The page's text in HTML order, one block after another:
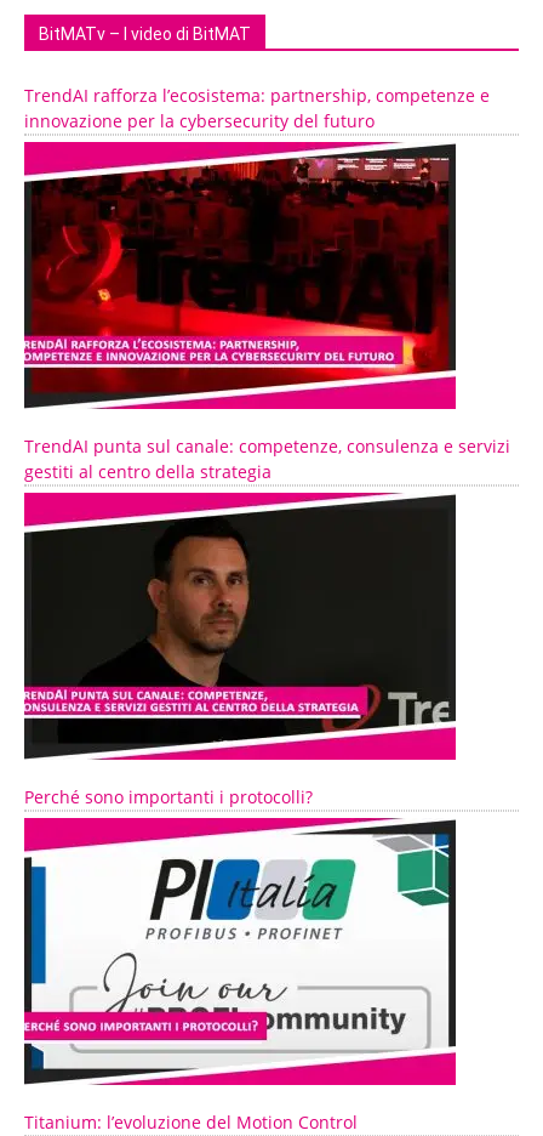
BitMATv – I video di BitMAT
TrendAI rafforza l’ecosistema: partnership, competenze e
innovazione per la cybersecurity del futuro
TrendAI punta sul canale: competenze, consulenza e servizi
gestiti al centro della strategia
Perché sono importanti i protocolli?
Titanium: l’evoluzione del Motion Control